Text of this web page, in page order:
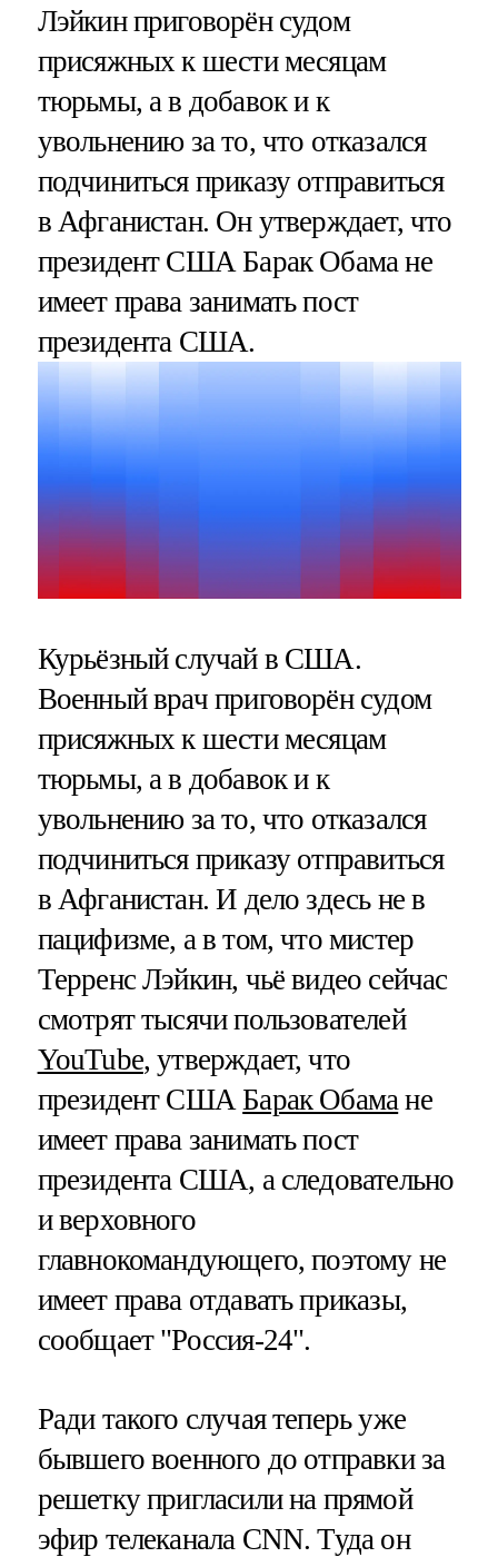
Лэйкин приговорён судом
присяжных к шести месяцам
тюрьмы, а в добавок и к
увольнению за то, что отказался
подчиниться приказу отправиться
в Афганистан. Он утверждает, что
президент США Барак Обама не
имеет права занимать пост
президента США.
Курьёзный случай в США.
Военный врач приговорён судом
присяжных к шести месяцам
тюрьмы, а в добавок и к
увольнению за то, что отказался
подчиниться приказу отправиться
в Афганистан. И дело здесь не в
пацифизме, а в том, что мистер
Терренс Лэйкин, чьё видео сейчас
смотрят тысячи пользователей
YouTube, утверждает, что
президент США Барак Обама не
имеет права занимать пост
президента США, а следовательно
и верховного
главнокомандующего, поэтому не
имеет права отдавать приказы,
сообщает "Россия-24".
Ради такого случая теперь уже
бывшего военного до отправки за
решетку пригласили на прямой
эфир телеканала CNN. Туда он